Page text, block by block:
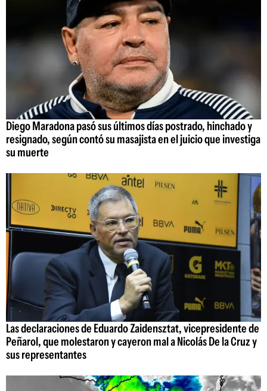
Diego Maradona pasó sus últimos días postrado, hinchado y
resignado, según contó su masajista en el juicio que investiga
su muerte
Las declaraciones de Eduardo Zaidensztat, vicepresidente de
Peñarol, que molestaron y cayeron mal a Nicolás De la Cruz y
sus representantes